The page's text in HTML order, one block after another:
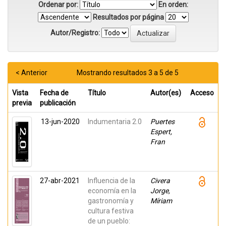
Ordenar por:
En orden:
Resultados por página
Autor/Registro:
Mostrando resultados 3 a 5 de 5
< Anterior
Vista
previa
Fecha de
publicación
Título Autor(es) Acceso
13-jun-2020 Indumentaria 2.0
Puertes
Espert,
Fran
27-abr-2021
Influencia de la
economía en la
gastronomía y
cultura festiva
de un pueblo:
Civera
Jorge,
Míriam